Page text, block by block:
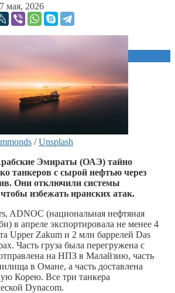
7 мая, 2026
/Unsplash
Эмираты (ОАЭ) тайно
танкеров с сырой нефтью через
Они отключили системы
избежать иранских атак.
ADNOC (национальная нефтяная
в апреле экспортировала не менее 4
Upper Zakum и 2 млн баррелей Das
Часть груза была перегружена с
на НПЗ в Малайзию, часть
в Омане, а часть доставлена
Корею. Все три танкера
Dynacom.